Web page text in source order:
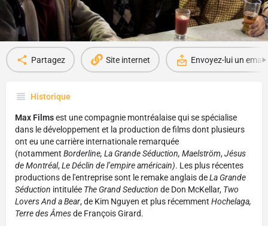
Infos Films sur la plateforme
Partagez Site internet Envoyez-lui un email
Historique
Max Filmsest une compagnie montréalaise qui se spécialise
dans le développement et la production de films dont plusieurs
ont eu une carrière internationale remarquée
(notamment Borderline, La Grande Séduction, Maelström,Jésus
de Montréal,Le Déclin de l’empire américain). Les plus récentes
productions de l'entreprise sont le remake anglais deLa Grande
Séduction intitulée The Grand Seduction de Don McKellar, Two
Lovers And a Bear, de Kim Nguyen et plus récemment Hochelaga,
Terre des Âmesde François Girard.